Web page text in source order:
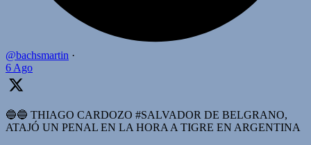
@bachsmartin ·
6 Ago
🔵🔵 THIAGO CARDOZO #SALVADOR DE BELGRANO,
ATAJÓ UN PENAL EN LA HORA A TIGRE EN ARGENTINA